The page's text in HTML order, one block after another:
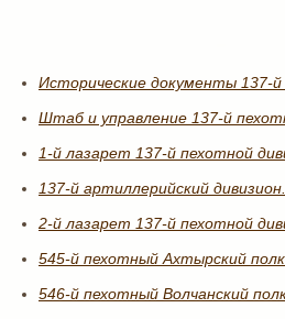
Исторические документы 137-й
Штаб и управление 137-й
1-й лазарет 137-й пехотной
137-й артиллерийский дивизион.
2-й лазарет 137-й пехотной
545-й пехотный Ахтырский полк.
546-й пехотный Волчанский